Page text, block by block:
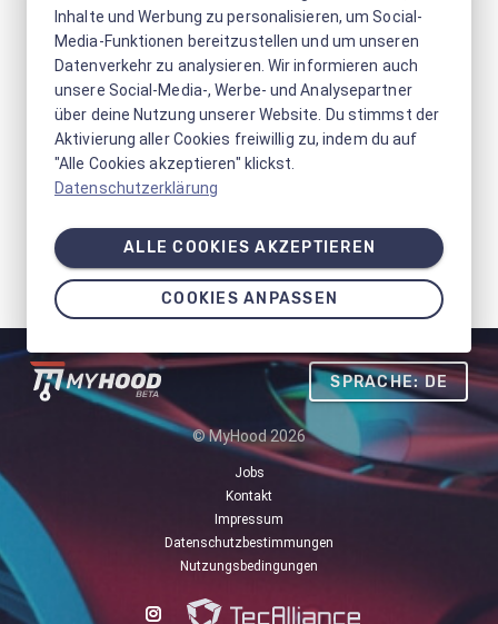
SPRACHE: DE
© MyHood 2026
Jobs
Kontakt
Impressum
Datenschutzbestimmungen
Nutzungsbedingungen
Inhalte und Werbung zu personalisieren, um Social-
Media-Funktionen bereitzustellen und um unseren
Datenverkehr zu analysieren. Wir informieren auch
unsere Social-Media-, Werbe- und Analysepartner
über deine Nutzung unserer Website. Du stimmst der
Aktivierung aller Cookies freiwillig zu, indem du auf
"Alle Cookies akzeptieren" klickst.
Datenschutzerklärung
ALLE COOKIES AKZEPTIEREN
COOKIES ANPASSEN